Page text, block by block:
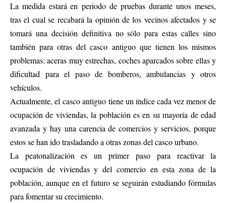
La medida estará en periodo de pruebas durante unos meses,
tras el cual se recabará la opinión de los vecinos afectados y se
tomará una decisión definitiva no sólo para estas calles sino
también para otras del casco antiguo que tienen los mismos
problemas: aceras muy estrechas, coches aparcados sobre ellas y
dificultad para el paso de bomberos, ambulancias y otros
vehículos.
Actualmente, el casco antiguo tiene un índice cada vez menor de
ocupación de viviendas, la población es en su mayoría de edad
avanzada y hay una carencia de comercios y servicios, porque
estos se han ido trasladando a otras zonas del casco urbano.
La peatonalización es un primer paso para reactivar la
ocupación de viviendas y del comercio en esta zona de la
población, aunque en el futuro se seguirán estudiando fórmulas
para fomentar su crecimiento.